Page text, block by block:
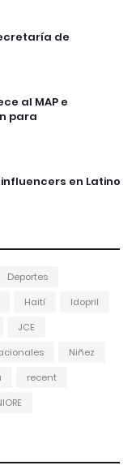
de
al MAP e
para
en Latino
Deportes
Haití
Idopril
JCE
Niñez
recent